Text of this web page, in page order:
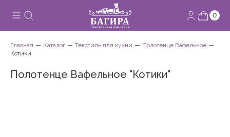
0
Главная Каталог Текстиль для кухни
Полотенце Вафельное
Котики
Полотенце Вафельное "Котики"